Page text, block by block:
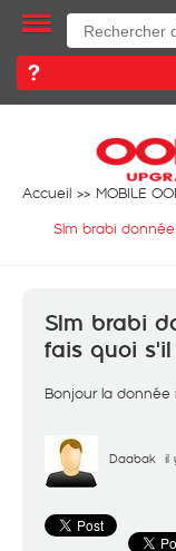
Accueil
MOBILE
Slm brabi
Slm brabi
fais quoi
Bonjour la
Daabak il